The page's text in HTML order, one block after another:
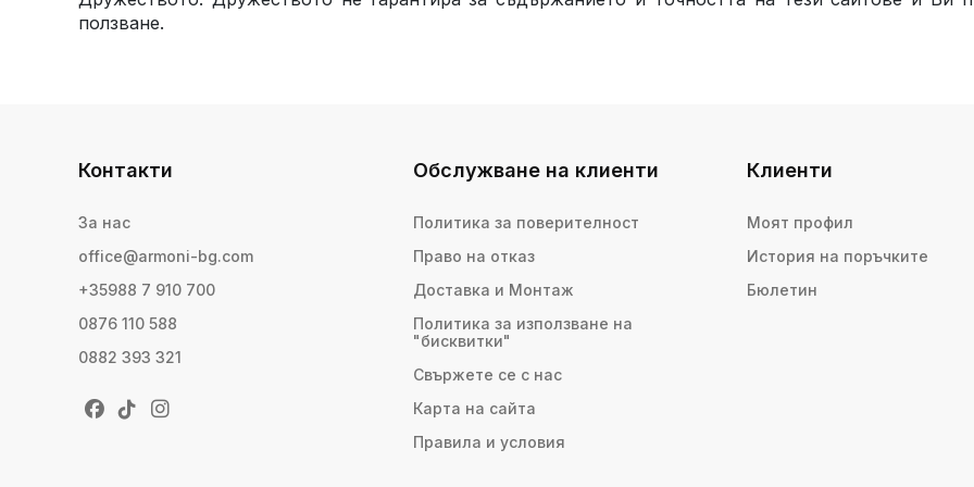
ползване.
Контакти
За нас
office@armoni-bg.com
+35988 7 910 700
0876 110 588
0882 393 321
Обслужване на клиенти
Политика за поверителност
Право на отказ
Доставка и Монтаж
Политика за използване на
"бисквитки"
Свържете се с нас
Карта на сайта
Правила и условия
Клиенти
Моят профил
История на поръчките
Бюлетин